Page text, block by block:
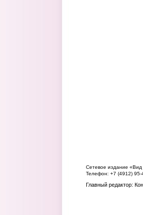
Сетевое издание «Вид
Телефон: +7 (4912) 95-
Главный редактор: